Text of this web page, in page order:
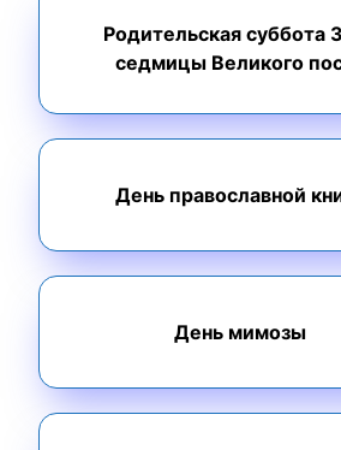
Родительская суббота
седмицы Великого
День православной
День мимозы